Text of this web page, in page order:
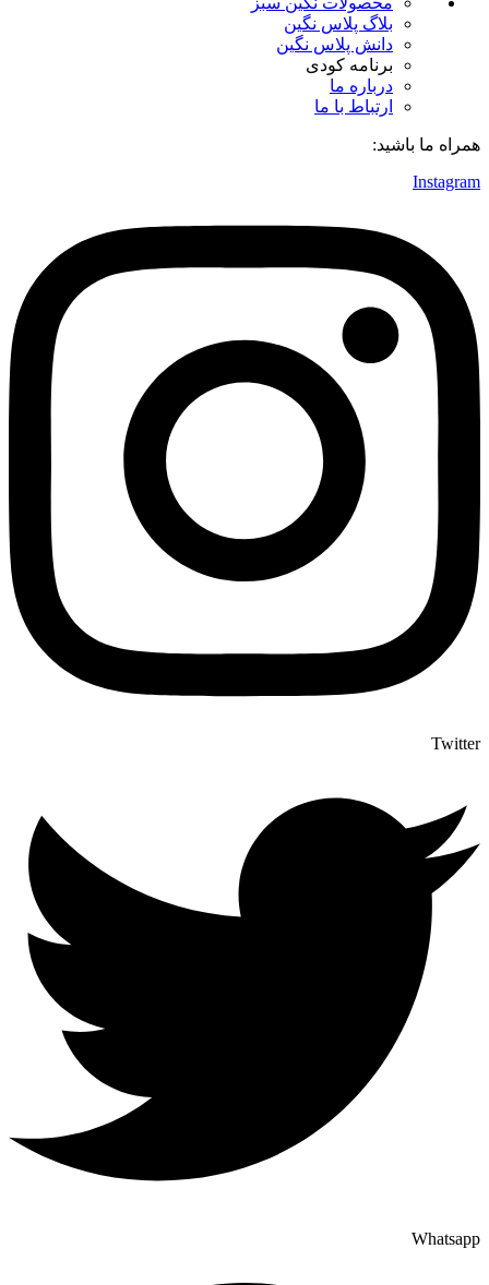
بلاگ پلاس نگین
دانش پلاس نگین
برنامه کودی
درباره ما
ارتباط با ما
همراه ما باشید:
Instagram
Twitter
Whatsapp